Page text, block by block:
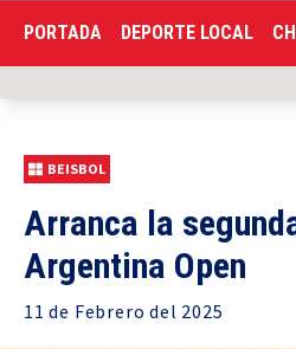
PORTADA DEPORTE LOCAL
BEISBOL
Arranca la
Argentina Open
11 de Febrero del 2025